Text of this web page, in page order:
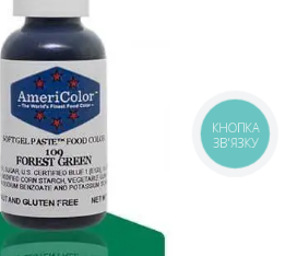
КНОПКА
ЗВ'ЯЗКУ